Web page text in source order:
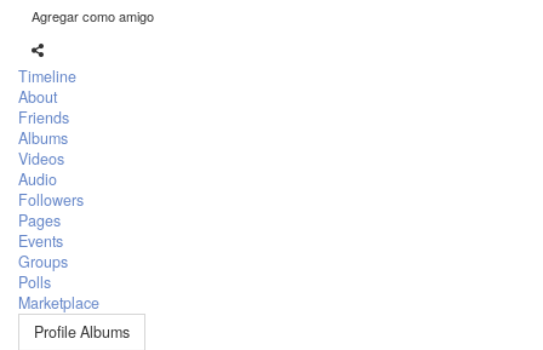
Agregar como amigo
Timeline
About
Friends
Albums
Videos
Audio
Followers
Pages
Events
Groups
Polls
Marketplace
Profile Albums